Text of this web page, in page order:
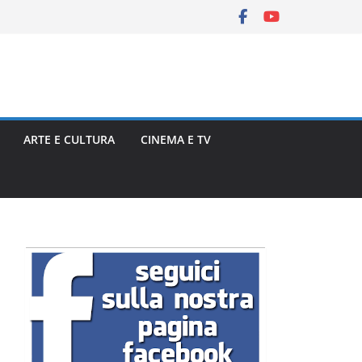
ARTE E CULTURA CINEMA E TV